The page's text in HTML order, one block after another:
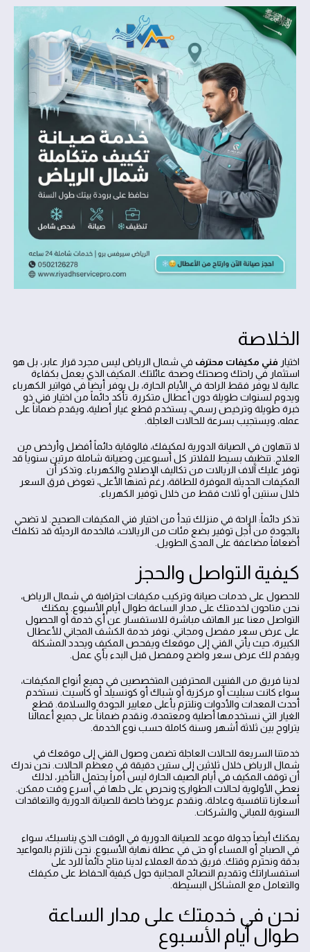
الخلاصة
اختيار فني مكيفات محترف في شمال الرياض ليس مجرد قرار عابر، بل هو
استثمار في راحتك وصحتك وصحة عائلتك. المكيف الذي يعمل بكفاءة
عالية لا يوفر فقط الراحة في الأيام الحارة، بل يوفر أيضاً في فواتير الكهرباء
ويدوم لسنوات طويلة دون أعطال متكررة. تأكد دائماً من اختيار فني ذو
خبرة طويلة وترخيص رسمي، يستخدم قطع غيار أصلية، ويقدم ضماناً على
عمله، ويستجيب بسرعة للحالات العاجلة.
لا تتهاون في الصيانة الدورية لمكيفك، فالوقاية دائماً أفضل وأرخص من
العلاج. تنظيف بسيط للفلاتر كل أسبوعين وصيانة شاملة مرتين سنوياً قد
توفر عليك آلاف الريالات من تكاليف الإصلاح والكهرباء. وتذكر أن
المكيفات الحديثة الموفرة للطاقة، رغم ثمنها الأعلى، تعوض فرق السعر
خلال سنتين أو ثلاث فقط من خلال توفير الكهرباء.
تذكر دائماً: الراحة في منزلك تبدأ من اختيار فني المكيفات الصحيح. لا تضحي
بالجودة من أجل توفير بضع مئات من الريالات، فالخدمة الرديئة قد تكلفك
أضعافاً مضاعفة على المدى الطويل.
كيفية التواصل والحجز
للحصول على خدمات صيانة وتركيب مكيفات احترافية في شمال الرياض،
نحن متاحون لخدمتك على مدار الساعة طوال أيام الأسبوع. يمكنك
التواصل معنا عبر الهاتف مباشرة للاستفسار عن أي خدمة أو الحصول
على عرض سعر مفصل ومجاني. نوفر خدمة الكشف المجاني للأعطال
الكبيرة، حيث يأتي الفني إلى موقعك ويفحص المكيف ويحدد المشكلة
ويقدم لك عرض سعر واضح ومفصل قبل البدء بأي عمل.
لدينا فريق من الفنيين المحترفين المتخصصين في جميع أنواع المكيفات،
سواء كانت سبليت أو مركزية أو شباك أو كونسيلد أو كاسيت. نستخدم
أحدث المعدات والأدوات ونلتزم بأعلى معايير الجودة والسلامة. قطع
الغيار التي نستخدمها أصلية ومعتمدة، ونقدم ضماناً على جميع أعمالنا
يتراوح بين ثلاثة أشهر وسنة كاملة حسب نوع الخدمة.
خدمتنا السريعة للحالات العاجلة تضمن وصول الفني إلى موقعك في
شمال الرياض خلال ثلاثين إلى ستين دقيقة في معظم الحالات. نحن ندرك
أن توقف المكيف في أيام الصيف الحارة ليس أمراً يحتمل التأخير، لذلك
نعطي الأولوية لحالات الطوارئ ونحرص على حلها في أسرع وقت ممكن.
أسعارنا تنافسية وعادلة، ونقدم عروضاً خاصة للصيانة الدورية والتعاقدات
السنوية للمباني والشركات.
يمكنك أيضاً جدولة موعد للصيانة الدورية في الوقت الذي يناسبك، سواء
في الصباح أو المساء أو حتى في عطلة نهاية الأسبوع. نحن نلتزم بالمواعيد
بدقة ونحترم وقتك. فريق خدمة العملاء لدينا متاح دائماً للرد على
استفساراتك وتقديم النصائح المجانية حول كيفية الحفاظ على مكيفك
والتعامل مع المشاكل البسيطة.
نحن في خدمتك على مدار الساعة
طوال أيام الأسبوع